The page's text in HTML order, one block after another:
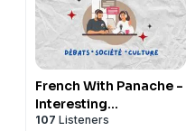
French With Panache -
Interesting
Conversations in Real
107 Listeners